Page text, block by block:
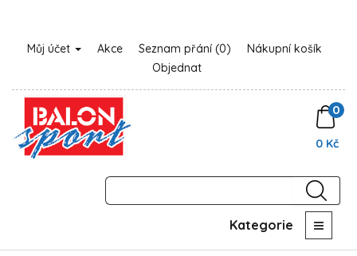
Můj účet Akce Seznam přání (0)
Nákupní košík
Objednat
0
0 Kč
Kategorie